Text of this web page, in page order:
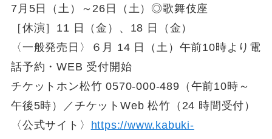
7月5日（土）～26日（土）◎歌舞伎座
［休演］11 日（金）、18 日（金）
〈一般発売日〉６月 14 日（土）午前10時より電
話予約・WEB 受付開始
チケットホン松竹 0570-000-489（午前10時～
午後5時）／チケットWeb 松竹（24 時間受付）
〈公式サイト〉 https://www.kabuki-